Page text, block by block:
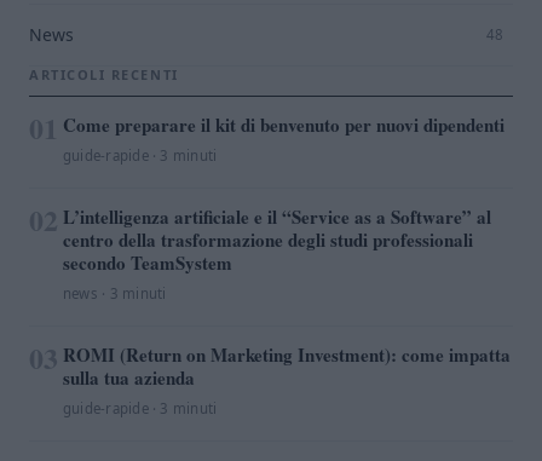
News 48
ARTICOLI RECENTI
Come preparare il kit di benvenuto per nuovi dipendenti
guide-rapide · 3 minuti
L’intelligenza artificiale e il “Service as a Software” al
centro della trasformazione degli studi professionali
secondo TeamSystem
news · 3 minuti
ROMI (Return on Marketing Investment): come impatta
sulla tua azienda
guide-rapide · 3 minuti